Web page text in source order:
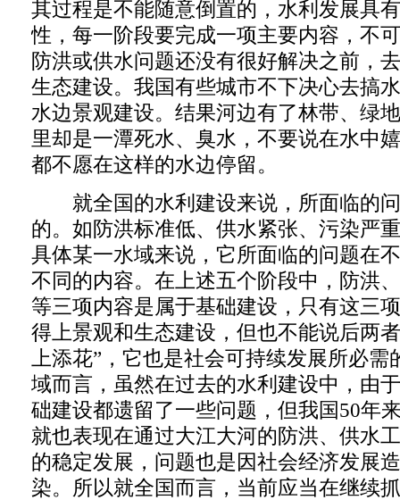
其过程是不能随意倒置的，水利发展具
性，每一阶段要完成一项主要内容，不
防洪或供水问题还没有很好解决之前，
生态建设。我国有些城市不下决心去搞
水边景观建设。结果河边有了林带、绿
里却是一潭死水、臭水，不要说在水中
都不愿在这样的水边停留。
就全国的水利建设来说，所面临的问
的。如防洪标准低、供水紧张、污染严
具体某一水域来说，它所面临的问题在
不同的内容。在上述五个阶段中，防洪
等三项内容是属于基础建设，只有这三
得上景观和生态建设，但也不能说后两
上添花”，它也是社会可持续发展所必
域而言，虽然在过去的水利建设中，由
础建设都遗留了一些问题，但我国50年
就也表现在通过大江大河的防洪、供水
的稳定发展，问题也是因社会经济发展
染。所以就全国而言，当前应当在继续